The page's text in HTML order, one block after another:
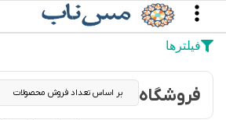
فیلترها
فروشگاه